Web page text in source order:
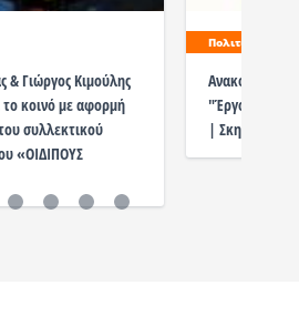
& Γιώργος Κιμούλης
κοινό με αφορμή
συλλεκτικού
«ΟΙΔΙΠΟΥΣ
Πολιτισμός
Ανακοίνωση
"Έργο Δύο
|